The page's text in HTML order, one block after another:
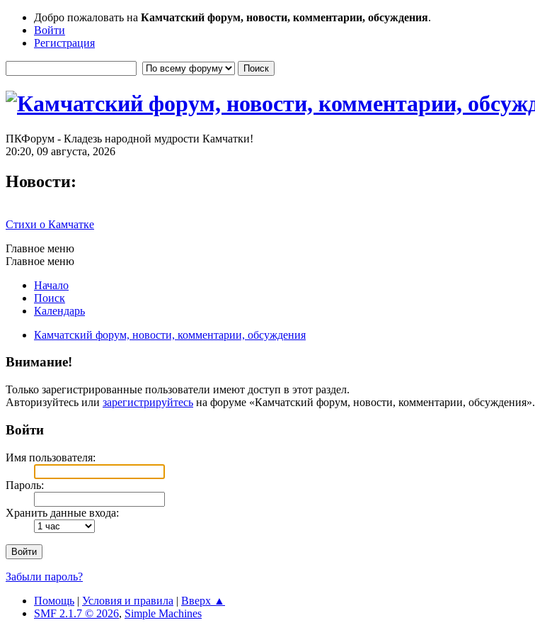
Добро пожаловать на Камчатский форум, новости, комментарии, обсуждения.
Войти
Регистрация
ПКФорум - Кладезь народной мудрости Камчатки!
20:20, 09 августа, 2026
Новости:
Стихи о Камчатке
Главное меню
Главное меню
Начало
Поиск
Календарь
Камчатский форум, новости, комментарии, обсуждения
Внимание!
Только зарегистрированные пользователи имеют доступ в этот раздел.
Авторизуйтесь или зарегистрируйтесь на форуме «Камчатский форум, новости, комментарии, обсуждения».
Войти
Имя пользователя:
Пароль:
Хранить данные входа:
Забыли пароль?
Помощь | Условия и правила | Вверх ▲
SMF 2.1.7 © 2026, Simple Machines